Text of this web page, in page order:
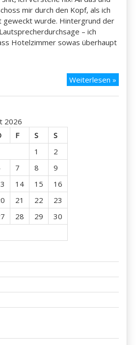
mir durch den Kopf, als ich
geweckt wurde. Hintergrund der
– ich
Hotelzimmer sowas überhaupt
Weiterlesen »
2026
F S
S
1
2
7 8
9
14 15
16
21 22
23
28 29
30